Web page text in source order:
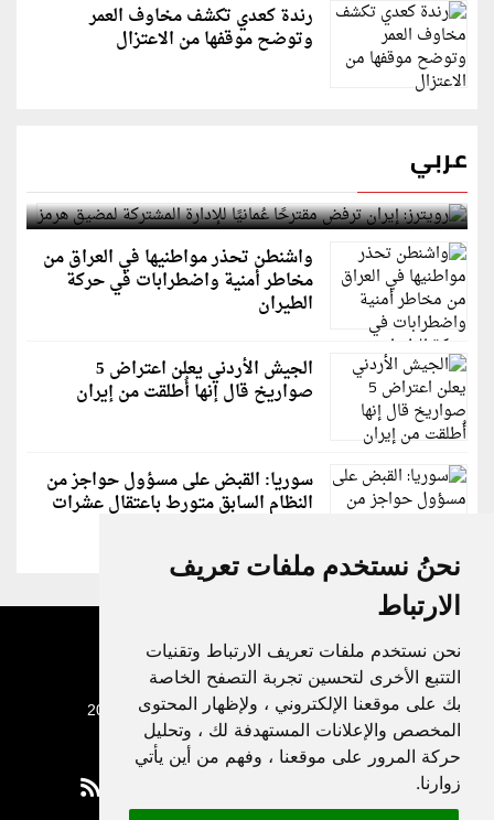
نحنُ نستخدم ملفات تعريف
الارتباط
نحن نستخدم ملفات تعريف الارتباط وتقنيات
التتبع الأخرى لتحسين تجربة التصفح الخاصة
بك على موقعنا الإلكتروني ، ولإظهار المحتوى
المخصص والإعلانات المستهدفة لك ، وتحليل
حركة المرور على موقعنا ، وفهم من أين يأتي
زوارنا.
رندة كعدي تكشف مخاوف العمر
وتوضح موقفها من الاعتزال
عربي
رويترز: إيران ترفض مقترحًا عُمانيًا للإدارة المشتركة
لمضيق هرمز
واشنطن تحذر مواطنيها في العراق من
مخاطر أمنية واضطرابات في حركة
الطيران
الجيش الأردني يعلن اعتراض 5
صواريخ قال إنها أُطلقت من إيران
سوريا: القبض على مسؤول حواجز من
النظام السابق متورط باعتقال عشرات
جميع الحقوق محفوظة لدنيا الوطن © 2003 - 2022